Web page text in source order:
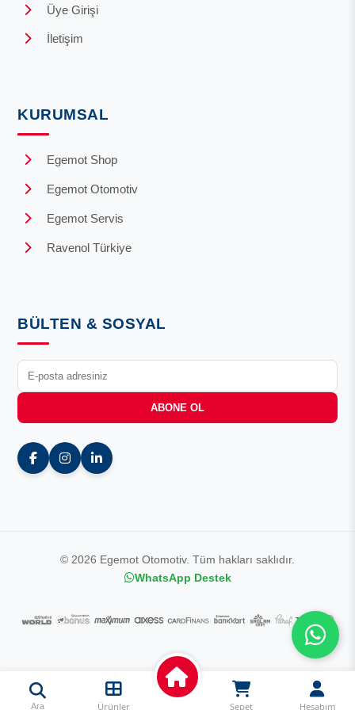
Üye Girişi
İletişim
KURUMSAL
Egemot Shop
Egemot Otomotiv
Egemot Servis
Ravenol Türkiye
BÜLTEN & SOSYAL
ABONE OL
© 2026 Egemot Otomotiv. Tüm hakları saklıdır.
WhatsApp Destek
Ara Ürünler Sepet Hesabım